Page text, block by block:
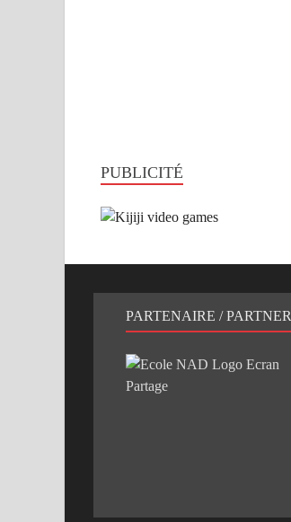
PUBLICITÉ
PARTENAIRE / PARTNER